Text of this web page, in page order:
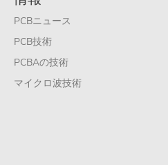
PCBニュース
PCB技術
PCBAの技術
マイクロ波技術